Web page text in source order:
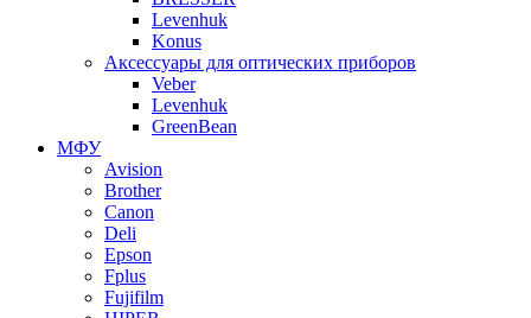
Levenhuk
Konus
Аксессуары для оптических приборов
Veber
Levenhuk
GreenBean
МФУ
Avision
Brother
Canon
Deli
Epson
Fplus
Fujifilm